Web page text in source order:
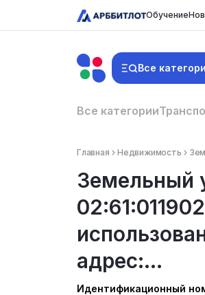
Обучение
Все
Все категории
Главная Недвижимость
Земельный
адрес:...
Идентификационный